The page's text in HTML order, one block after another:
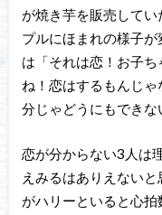
が焼き芋を販売して
プルにほまれの様子
は「それは恋！お子
ね！恋はするもんじ
分じゃどうにもできな
恋が分からない3人は
えみるはありえない
がハリーといると心